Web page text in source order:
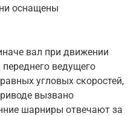
оснащены
вал при движении
ведущего
угловых скоростей,
вызвано
шарниры отвечают за